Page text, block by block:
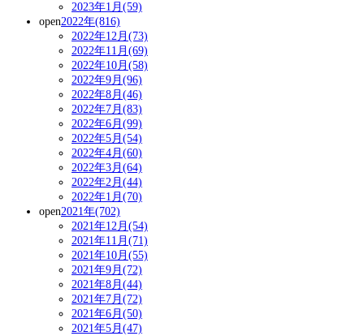
2023年1月(59)
open2022年(816)
2022年12月(73)
2022年11月(69)
2022年10月(58)
2022年9月(96)
2022年8月(46)
2022年7月(83)
2022年6月(99)
2022年5月(54)
2022年4月(60)
2022年3月(64)
2022年2月(44)
2022年1月(70)
open2021年(702)
2021年12月(54)
2021年11月(71)
2021年10月(55)
2021年9月(72)
2021年8月(44)
2021年7月(72)
2021年6月(50)
2021年5月(47)